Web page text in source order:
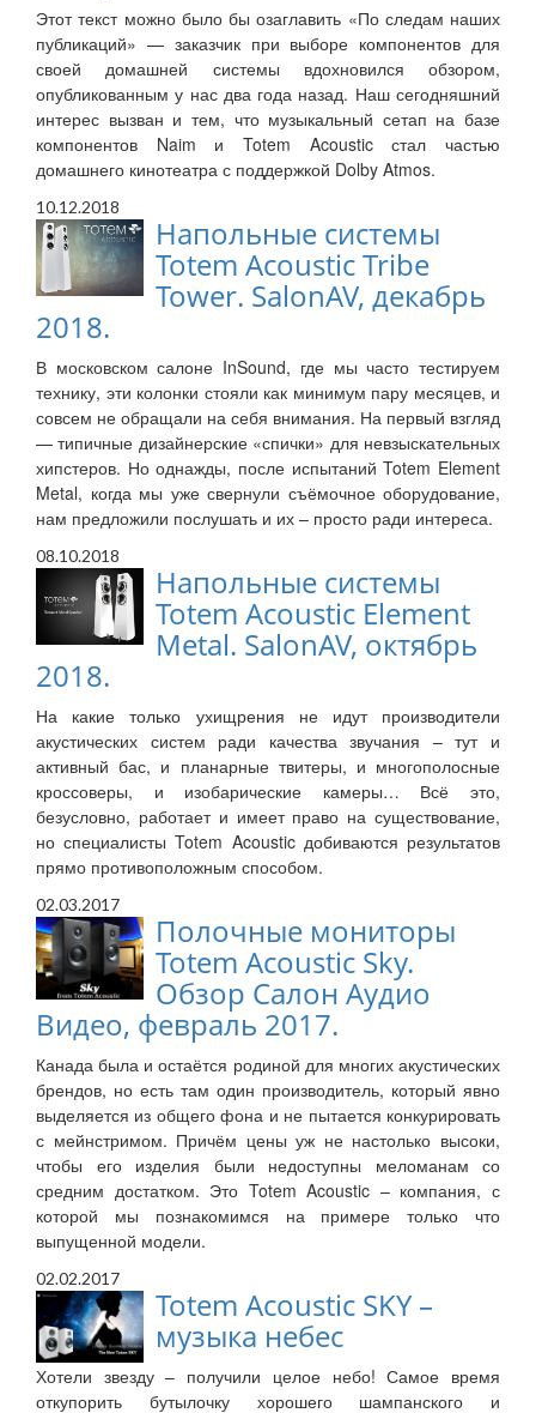
Этот текст можно было бы озаглавить «По следам наших
публикаций» — заказчик при выборе компонентов для
своей домашней системы вдохновился обзором,
опубликованным у нас два года назад. Наш сегодняшний
интерес вызван и тем, что музыкальный сетап на базе
компонентов Naim и Totem Acoustic стал частью
домашнего кинотеатра с поддержкой Dolby Atmos.
10.12.2018
Напольные системы
Totem Acoustic Tribe
Tower. SalonAV, декабрь
2018.
В московском салоне InSound, где мы часто тестируем
технику, эти колонки стояли как минимум пару месяцев, и
совсем не обращали на себя внимания. На первый взгляд
— типичные дизайнерские «спички» для невзыскательных
хипстеров. Но однажды, после испытаний Totem Element
Metal, когда мы уже свернули съёмочное оборудование,
нам предложили послушать и их – просто ради интереса.
08.10.2018
Напольные системы
Totem Acoustic Element
Metal. SalonAV, октябрь
2018.
На какие только ухищрения не идут производители
акустических систем ради качества звучания – тут и
активный бас, и планарные твитеры, и многополосные
кроссоверы, и изобарические камеры… Всё это,
безусловно, работает и имеет право на существование,
но специалисты Totem Acoustic добиваются результатов
прямо противоположным способом.
02.03.2017
Полочные мониторы
Totem Acoustic Sky.
Обзор Салон Аудио
Видео, февраль 2017.
Канада была и остаётся родиной для многих акустических
брендов, но есть там один производитель, который явно
выделяется из общего фона и не пытается конкурировать
с мейнстримом. Причём цены уж не настолько высоки,
чтобы его изделия были недоступны меломанам со
средним достатком. Это Totem Acoustic – компания, с
которой мы познакомимся на примере только что
выпущенной модели.
02.02.2017
Totem Acoustic SKY –
музыка небес
Хотели звезду – получили целое небо! Самое время
откупорить бутылочку хорошего шампанского и